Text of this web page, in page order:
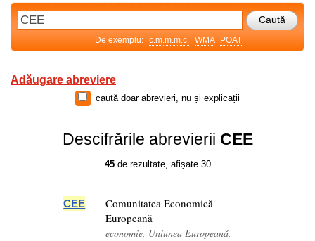
De exemplu: c.m.m.m.c. WMA POAT
Adăugare abreviere
caută doar abrevieri, nu și explicații
Descifrările abrevierii CEE
45de rezultate, afișate 30
CEE
Comunitatea Economică
Europeană
economie, Uniunea Europeană,